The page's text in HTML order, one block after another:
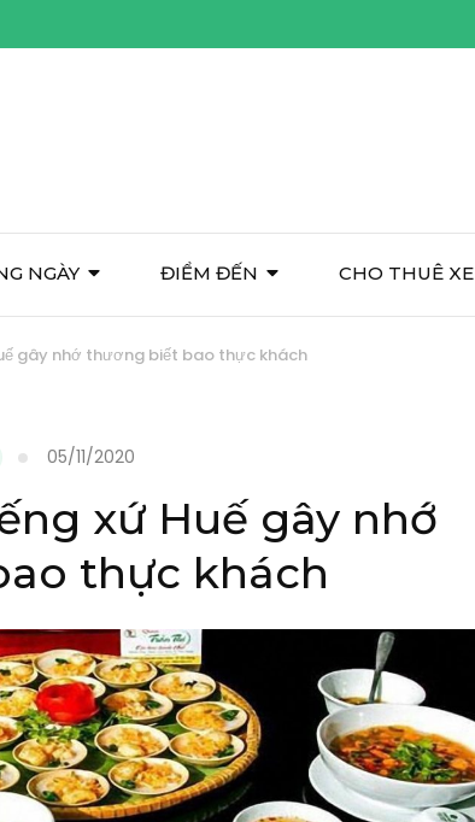
NGÀY ĐIỂM ĐẾN CHO THUÊ XE
gây nhớ thương biết bao thực khách
05/11/2020
xứ Huế gây nhớ
thực khách